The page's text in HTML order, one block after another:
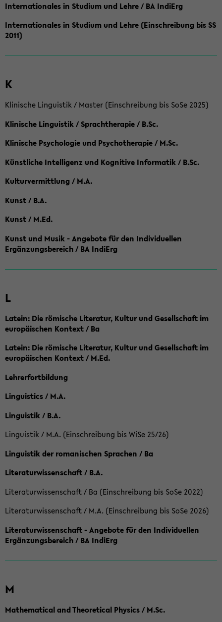
Internationales in Studium und Lehre / BA IndiErg
Internationales in Studium und Lehre (Einschreibung bis SS
2011)
K
Klinische Linguistik / Master (Einschreibung bis SoSe 2025)
Klinische Linguistik / Sprachtherapie / B.Sc.
Klinische Psychologie und Psychotherapie / M.Sc.
Künstliche Intelligenz und Kognitive Informatik / B.Sc.
Kulturvermittlung / M.A.
Kunst / B.A.
Kunst / M.Ed.
Kunst und Musik - Angebote für den Individuellen
Ergänzungsbereich / BA IndiErg
L
Latein: Die römische Literatur, Kultur und Gesellschaft im
europäischen Kontext / Ba
Latein: Die römische Literatur, Kultur und Gesellschaft im
europäischen Kontext / M.Ed.
Lehrerfortbildung
Linguistics / M.A.
Linguistik / B.A.
Linguistik / M.A. (Einschreibung bis WiSe 25/26)
Linguistik der romanischen Sprachen / Ba
Literaturwissenschaft / B.A.
Literaturwissenschaft / Ba (Einschreibung bis SoSe 2022)
Literaturwissenschaft / M.A. (Einschreibung bis SoSe 2026)
Literaturwissenschaft - Angebote für den Individuellen
Ergänzungsbereich / BA IndiErg
M
Mathematical and Theoretical Physics / M.Sc.